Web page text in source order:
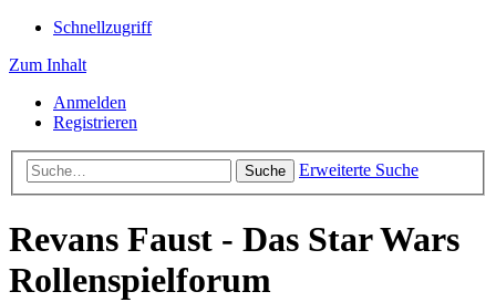
Schnellzugriff
Zum Inhalt
Anmelden
Registrieren
Suche Erweiterte Suche
Revans Faust - Das Star Wars
Rollenspielforum